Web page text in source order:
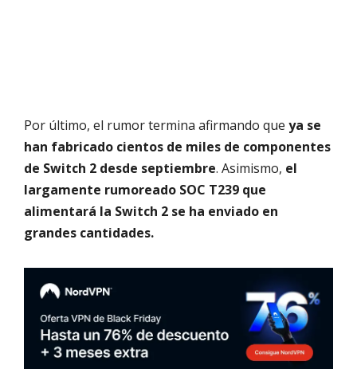
Por último, el rumor termina afirmando que ya se
han fabricado cientos de miles de componentes
de Switch 2 desde septiembre. Asimismo, el
largamente rumoreado SOC T239 que
alimentará la Switch 2 se ha enviado en
grandes cantidades.